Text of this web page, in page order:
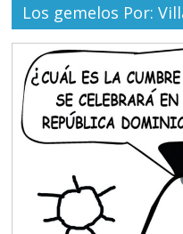
Los gemelos Por: